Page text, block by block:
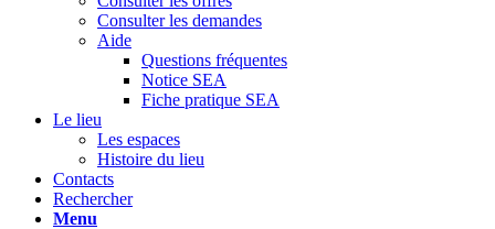
Consulter les demandes
Aide
Questions fréquentes
Notice SEA
Fiche pratique SEA
Le lieu
Les espaces
Histoire du lieu
Contacts
Rechercher
Menu